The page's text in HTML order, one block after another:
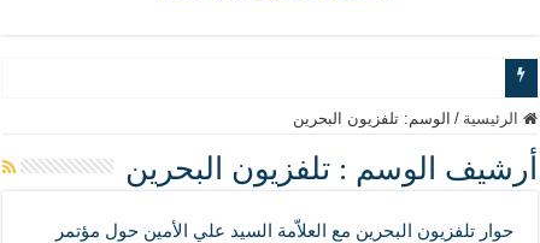
www.alamine.net
مواقف وآراء العلاّمة السيد علي الأمين من الأحداث والقضايا - اضغط للاطلاع
إذا كان التسنن هو الإيمان بسنة رسول الله ( صلى الله عليه وآله) فكلّ
علاقات المذاهب والأديان لا يجوز أن تكون على حساب الأوطان
الرئيسية / الوسم: تلفزيون البحرين
أرشيف الوسم : تلفزيون البحرين
حوار تلفزيون البحرين مع العلاّمة السيد علي الأمين حول مؤتمر